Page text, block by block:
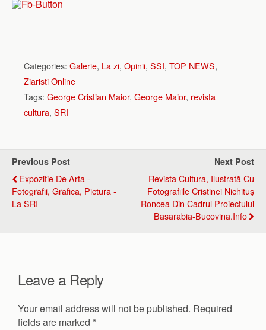
Categories: Galerie, La zi, Opinii, SSI, TOP NEWS,
Ziaristi Online
Tags: George Cristian Maior, George Maior, revista
cultura, SRI
Previous Post
Expozitie De Arta -
Fotografii, Grafica, Pictura -
La SRI
Next Post
Revista Cultura, Ilustrată Cu
Fotografiile Cristinei Nichituş
Roncea Din Cadrul Proiectului
Basarabia-Bucovina.Info
Leave a Reply
Your email address will not be published. Required
fields are marked *